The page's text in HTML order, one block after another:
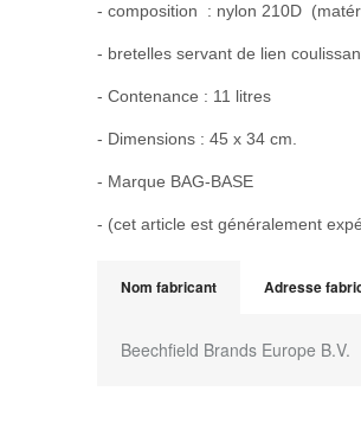
- composition : nylon 210D
- bretelles servant de lien
- Contenance : 11 litres
- Dimensions : 45 x 34 cm.
- Marque BAG-BASE
- (cet article est généralement
Nom fabricant Adresse
Beechfield Brands Europe B.V.